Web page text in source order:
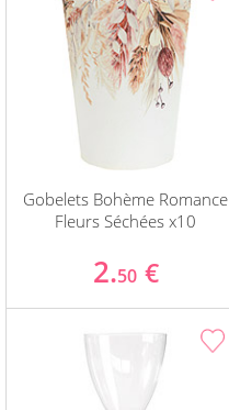
Gobelets Bohème Romance
Fleurs Séchées x10
2.50 €